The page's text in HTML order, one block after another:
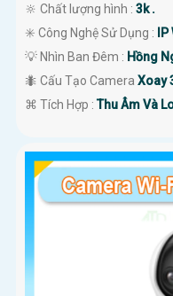
🔆 Chất lượng hình : 3k .
✳️ Công Nghệ Sử Dụng : IP
💡 Nhìn Ban Đêm : Hồng
🐜 Cấu Tạo Camera Xoay
️⌘ Tích Hợp :Thu Âm Và